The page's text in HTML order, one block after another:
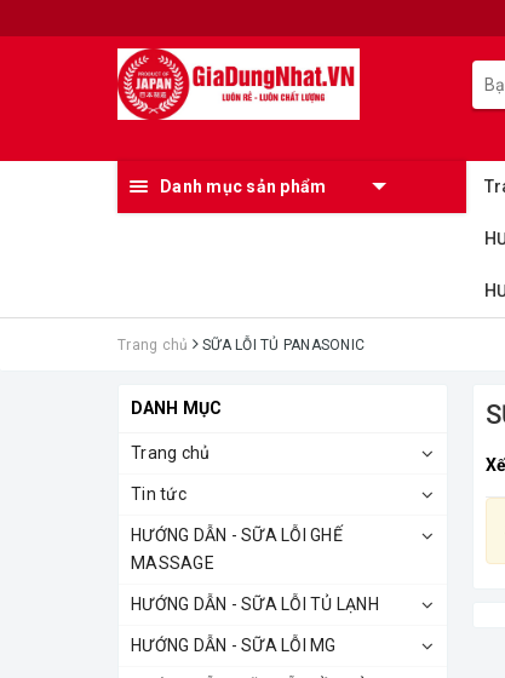
Danh mục sản phẩm
Trang chủ SỮA LỖI TỦ PANASONIC
DANH MỤC
Trang chủ
Tin tức
HƯỚNG DẪN - SỮA LỖI GHẾ
MASSAGE
HƯỚNG DẪN - SỮA LỖI TỦ LẠNH
HƯỚNG DẪN - SỮA LỖI MG